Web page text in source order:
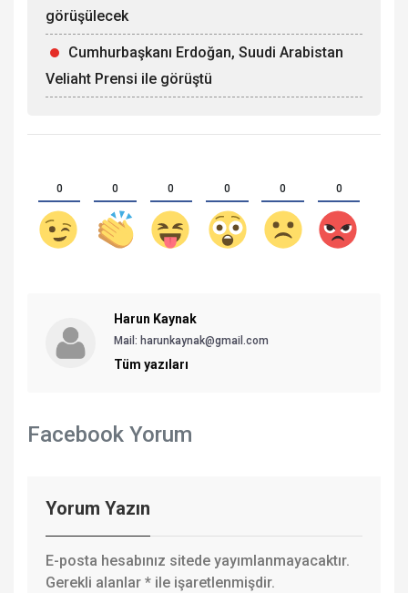
görüşülecek
Cumhurbaşkanı Erdoğan, Suudi Arabistan
Veliaht Prensi ile görüştü
0 0 0 0 0 0
Harun Kaynak
Mail: harunkaynak@gmail.com
Tüm yazıları
Facebook Yorum
Yorum Yazın
E-posta hesabınız sitede yayımlanmayacaktır.
Gerekli alanlar * ile işaretlenmişdir.